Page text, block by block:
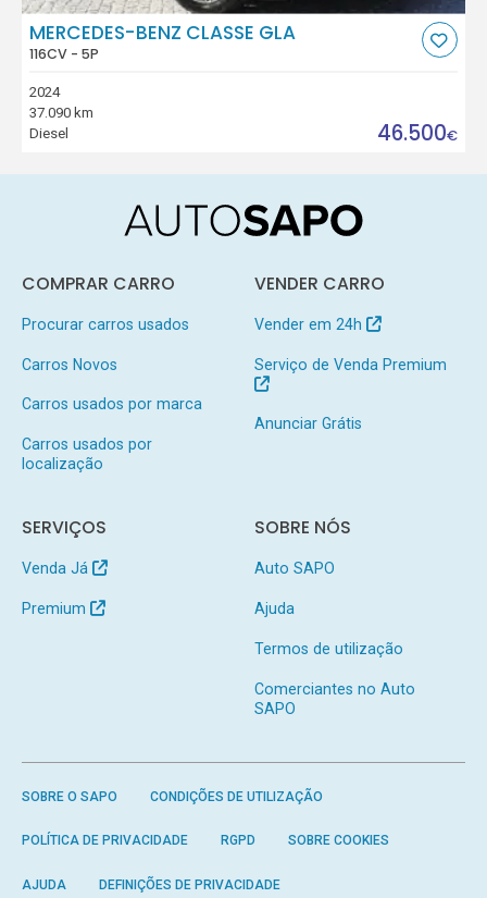
MERCEDES-BENZ CLASSE GLA
116CV - 5P
2024
37.090 km
Diesel
46.500€
COMPRAR CARRO
Procurar carros usados
Carros Novos
Carros usados por marca
Carros usados por
localização
VENDER CARRO
Vender em 24h
Serviço de Venda Premium
Anunciar Grátis
SERVIÇOS
Venda Já
Premium
SOBRE NÓS
Auto SAPO
Ajuda
Termos de utilização
Comerciantes no Auto
SAPO
SOBRE O SAPO CONDIÇÕES DE UTILIZAÇÃO
POLÍTICA DE PRIVACIDADE RGPD SOBRE COOKIES
AJUDA DEFINIÇÕES DE PRIVACIDADE